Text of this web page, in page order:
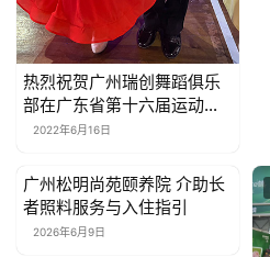
女
性
时
尚
健
康
资
热烈祝贺广州瑞创舞蹈俱乐
部在广东省第十六届运动会
摘得4金8银4铜的傲人成绩
2022年6月16日
新闻资讯
广州松明尚苑颐养院 介助长
者照料服务与入住指引
2026年6月9日